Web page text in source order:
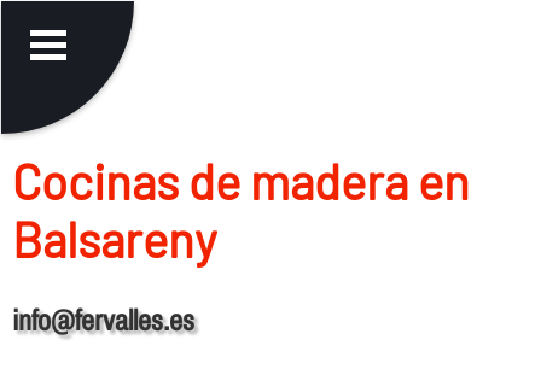
Cocinas de madera en
Balsareny
info@fervalles.es